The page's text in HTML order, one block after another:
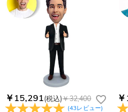
更してください。原因②通信状態
れている。解決策：数時間たっ
りするメールも遅れる可能性が
レスからお名前とご住所を記載
service@drawelry.jp へ送信して
レスの入力に誤りがある。解決
メールを service@drawelry.jp へ
コンビニ前払いのお支払い期限は
す。
支払い情報は保護されますか
お支払い情報は高度なセキュリ
客様のお支払い情報は当社のサ
Paypal又はクレジットカート発
個人情報は保護されますか？
当社では、個人情報保護を目的
り、プライバシーポリシーを定
安全にご利用いただけるよう最
重に取り扱っています。 詳細は
確認ください
￥15,291(税込)￥32,400
(43レビュー)